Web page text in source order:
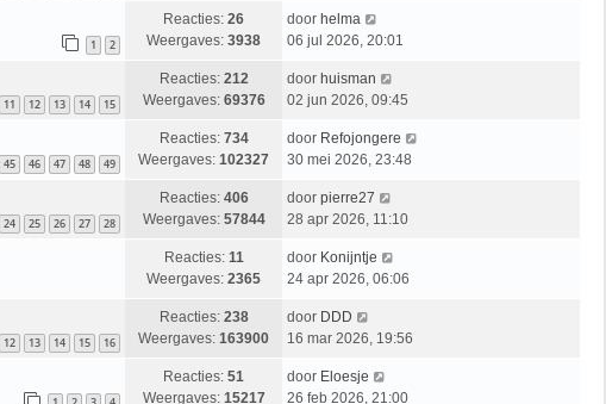
1 2
Reacties: 26
Weergaves: 3938
door helma
06 jul 2026, 20:01
11 12 13 14 15
Reacties: 212
Weergaves: 69376
door huisman
02 jun 2026, 09:45
45 46 47 48 49
Reacties: 734
Weergaves: 102327
door Refojongere
30 mei 2026, 23:48
24 25 26 27 28
Reacties: 406
Weergaves: 57844
door pierre27
28 apr 2026, 11:10
Reacties: 11
Weergaves: 2365
door Konijntje
24 apr 2026, 06:06
12 13 14 15 16
Reacties: 238
Weergaves: 163900
door DDD
16 mar 2026, 19:56
Reacties: 51
Weergaves: 15217
door Eloesje
26 feb 2026, 21:00